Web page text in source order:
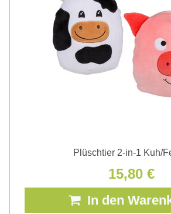
Plüschtier 2-in-1 Kuh/
15,80 €
In den